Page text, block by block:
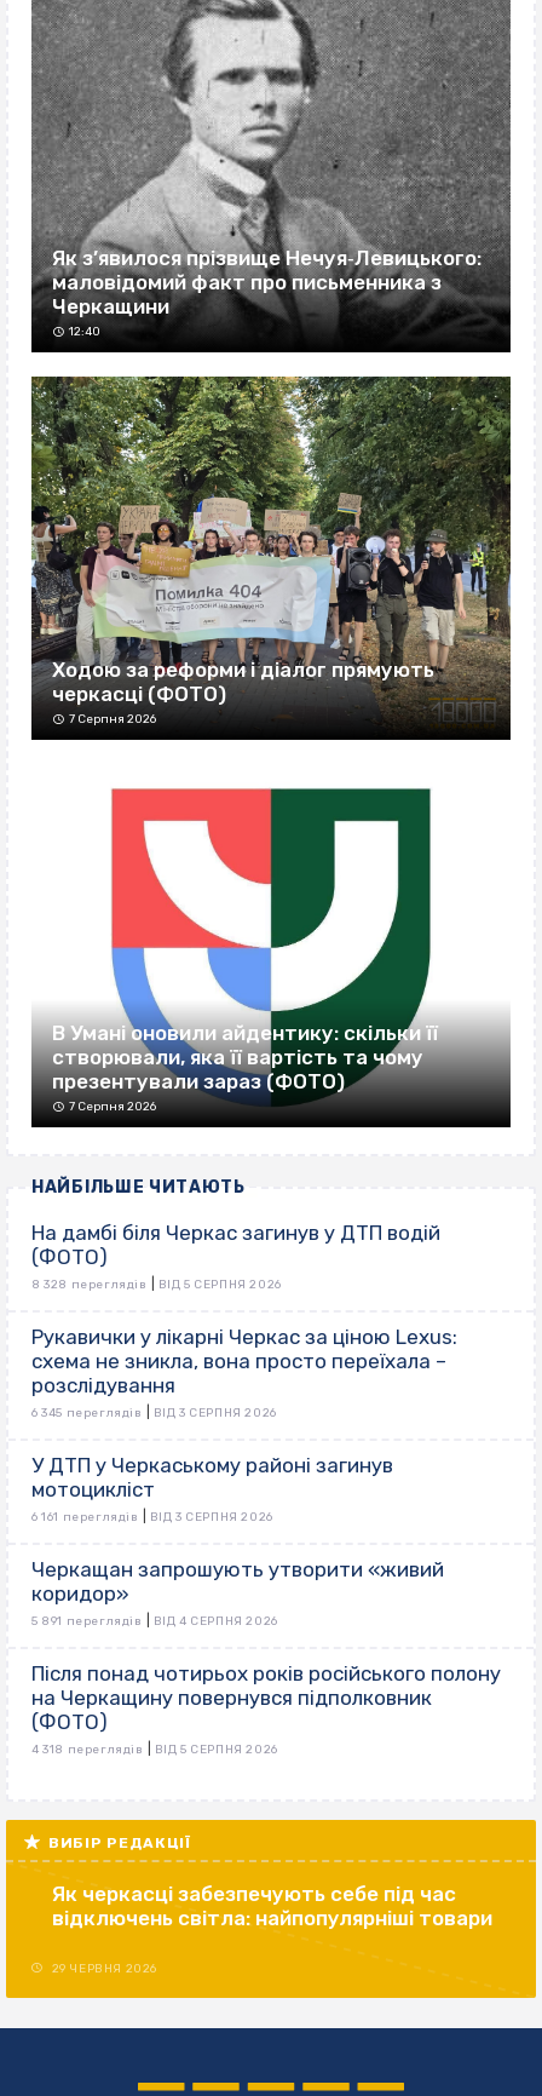
Як з’явилося прізвище Нечуя‐Левицького:
маловідомий факт про письменника з
Черкащини
12:40
Ходою за реформи і діалог прямують
черкасці (ФОТО)
7 Серпня 2026
В Умані оновили айдентику: скільки її
створювали, яка її вартість та чому
презентували зараз (ФОТО)
7 Серпня 2026
НАЙБІЛЬШЕ ЧИТАЮТЬ
На дамбі біля Черкас загинув у ДТП водій
(ФОТО)
8 328 переглядів ВІД 5 СЕРПНЯ 2026
Рукавички у лікарні Черкас за ціною Lexus:
схема не зникла, вона просто переїхала –
розслідування
6 345 переглядів ВІД 3 СЕРПНЯ 2026
У ДТП у Черкаському районі загинув
мотоцикліст
6 161 переглядів ВІД 3 СЕРПНЯ 2026
Черкащан запрошують утворити «живий
коридор»
5 891 переглядів ВІД 4 СЕРПНЯ 2026
Після понад чотирьох років російського полону
на Черкащину повернувся підполковник
(ФОТО)
4 318 переглядів ВІД 5 СЕРПНЯ 2026
ВИБІР РЕДАКЦІЇ
Як черкасці забезпечують себе під час
відключень світла: найпопулярніші товари
29 ЧЕРВНЯ 2026